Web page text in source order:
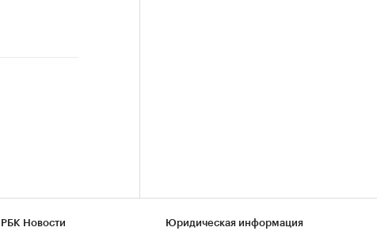
РБК Новости Юридическая информация